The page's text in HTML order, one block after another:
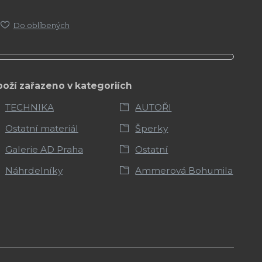
Do oblíbených
zařazeno v kategoriích
TECHNIKA
AUTOŘI
Ostatní materiál
Šperky
Galerie AD Praha
Ostatní
Náhrdelníky
Ammerová Bohumila